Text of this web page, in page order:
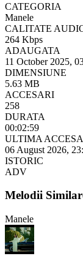
CATEGORIA
Manele
CALITATE
264 Kbps
ADAUGATA
11 October 2025,
DIMENSIUNE
5.63 MB
ACCESARI
258
DURATA
00:02:59
ULTIMA
06 August 2026,
ISTORIC
ADV
Melodii
Manele